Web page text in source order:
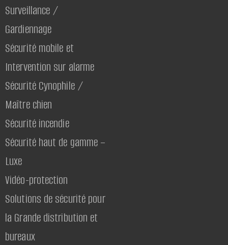
Surveillance /
Gardiennage
Sécurité mobile et
Intervention sur alarme
Sécurité Cynophile /
Maître chien
Sécurité incendie
Sécurité haut de gamme –
Luxe
Vidéo-protection
Solutions de sécurité pour
la Grande distribution et
bureaux